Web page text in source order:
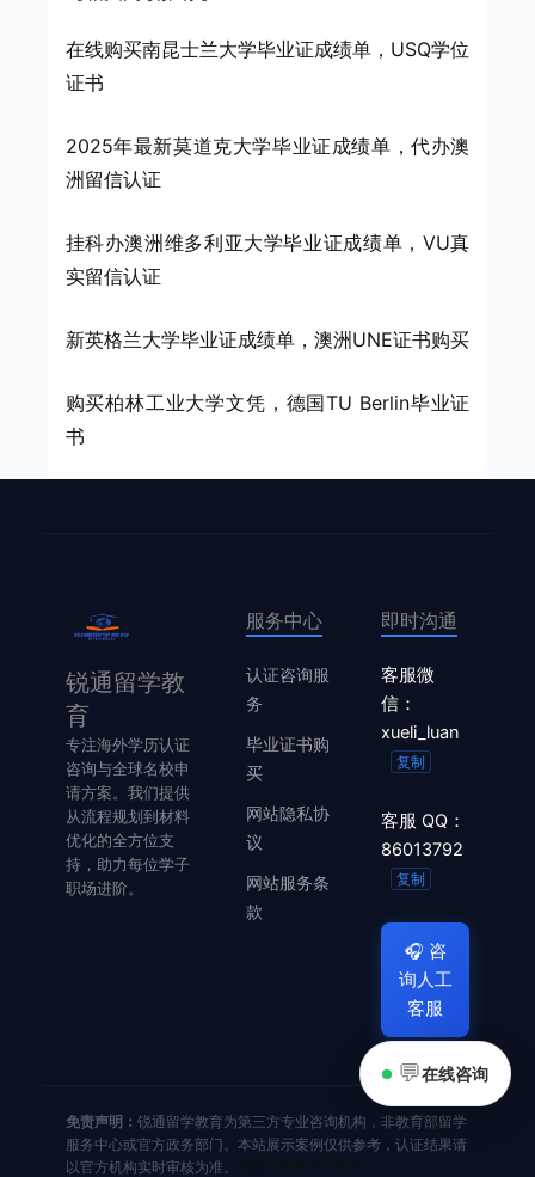
在线购买南昆士兰大学毕业证成绩单，USQ学位
证书
2025年最新莫道克大学毕业证成绩单，代办澳
洲留信认证
挂科办澳洲维多利亚大学毕业证成绩单，VU真
实留信认证
新英格兰大学毕业证成绩单，澳洲UNE证书购买
购买柏林工业大学文凭，德国TU Berlin毕业证
书
锐通留学教
育
专注海外学历认证
咨询与全球名校申
请方案。我们提供
从流程规划到材料
优化的全方位支
持，助力每位学子
职场进阶。
服务中心
认证咨询服
务
毕业证书购
买
网站隐私协
议
网站服务条
款
即时沟通
客服微
信：
xueli_luan
复制
客服 QQ：
86013792
复制
🎧 咨
询人工
客服
免责声明： 锐通留学教育为第三方专业咨询机构，非教育部留学
服务中心或官方政务部门。本站展示案例仅供参考，认证结果请
以官方机构实时审核为准。
💬在线咨询